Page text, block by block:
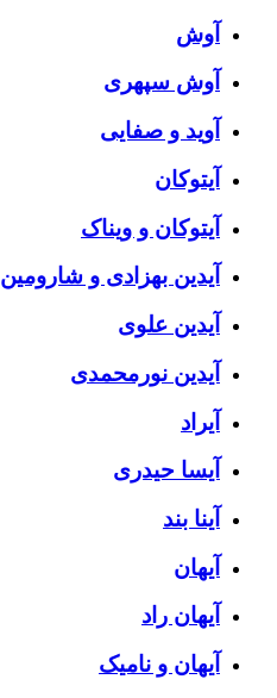
آوش
آوش سپهری
آوید و صفایی
آیتوکان
آیتوکان و ویناک
آیدین بهزادی و شارومین
آیدین علوی
آیدین نورمحمدی
آیراد
آیسا حیدری
آینا بند
آیهان
آیهان راد
آیهان و نامیک